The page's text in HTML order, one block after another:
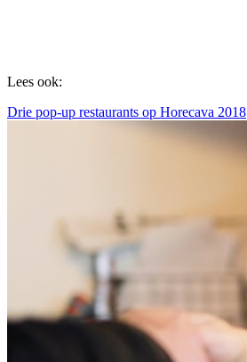
Lees ook:
Drie pop-up restaurants op Horecava 2018